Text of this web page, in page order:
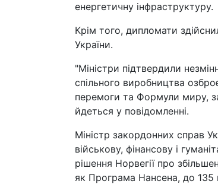
енергетичну інфраструктуру.
Крім того, дипломати
України.
"Міністри підтвердили
спільного виробництва
перемоги та Формули миру,
йдеться у повідомленні.
Міністр закордонних справ
військову, фінансову і
рішення Норвегії про
як Програма Нансена, до 135